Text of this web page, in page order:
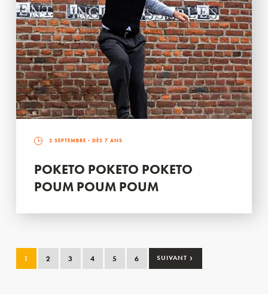
2 SEPTEMBRE - DÈS 7 ANS
POKETO POKETO POKETO
POUM POUM POUM
1 2 3 4 5 6 SUIVANT ›